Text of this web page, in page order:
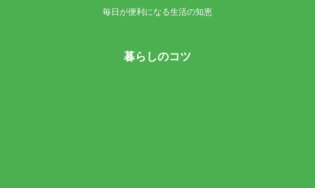
毎日が便利になる生活の知恵
暮らしのコツ